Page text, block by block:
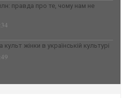
правда про те, чому нам не
жінки в українській культурі